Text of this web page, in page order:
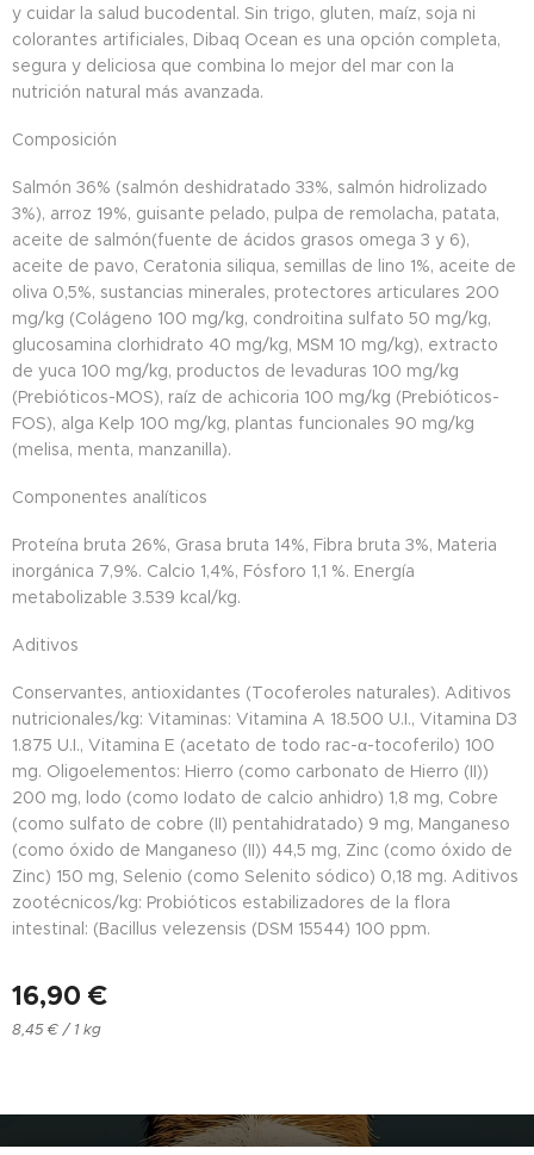
y cuidar la salud bucodental. Sin trigo, gluten, maíz, soja ni
colorantes artificiales, Dibaq Ocean es una opción completa,
segura y deliciosa que combina lo mejor del mar con la
nutrición natural más avanzada.
Composición
Salmón 36% (salmón deshidratado 33%, salmón hidrolizado
3%), arroz 19%, guisante pelado, pulpa de remolacha, patata,
aceite de salmón(fuente de ácidos grasos omega 3 y 6),
aceite de pavo, Ceratonia siliqua, semillas de lino 1%, aceite de
oliva 0,5%, sustancias minerales, protectores articulares 200
mg/kg (Colágeno 100 mg/kg, condroitina sulfato 50 mg/kg,
glucosamina clorhidrato 40 mg/kg, MSM 10 mg/kg), extracto
de yuca 100 mg/kg, productos de levaduras 100 mg/kg
(Prebióticos-MOS), raíz de achicoria 100 mg/kg (Prebióticos-
FOS), alga Kelp 100 mg/kg, plantas funcionales 90 mg/kg
(melisa, menta, manzanilla).
Componentes analíticos
Proteína bruta 26%, Grasa bruta 14%, Fibra bruta 3%, Materia
inorgánica 7,9%. Calcio 1,4%, Fósforo 1,1 %. Energía
metabolizable 3.539 kcal/kg.
Aditivos
Conservantes, antioxidantes (Tocoferoles naturales). Aditivos
nutricionales/kg: Vitaminas: Vitamina A 18.500 U.I., Vitamina D3
1.875 U.I., Vitamina E (acetato de todo rac-α-tocoferilo) 100
mg. Oligoelementos: Hierro (como carbonato de Hierro (II))
200 mg, lodo (como Iodato de calcio anhidro) 1,8 mg, Cobre
(como sulfato de cobre (II) pentahidratado) 9 mg, Manganeso
(como óxido de Manganeso (II)) 44,5 mg, Zinc (como óxido de
Zinc) 150 mg, Selenio (como Selenito sódico) 0,18 mg. Aditivos
zootécnicos/kg: Probióticos estabilizadores de la flora
intestinal: (Bacillus velezensis (DSM 15544) 100 ppm.
16,90 €
8,45 € / 1 kg